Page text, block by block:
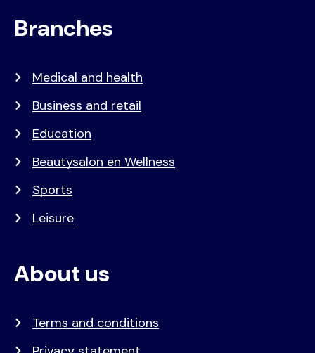
Branches
Medical and health
Business and retail
Education
Beautysalon en Wellness
Sports
Leisure
About us
Terms and conditions